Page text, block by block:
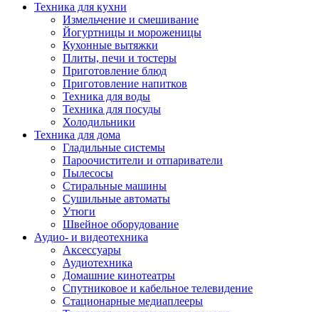
Техника для кухни
Измельчение и смешивание
Йогуртницы и мороженицы
Кухонные вытяжки
Плиты, печи и тостеры
Приготовление блюд
Приготовление напитков
Техника для воды
Техника для посуды
Холодильники
Техника для дома
Гладильные системы
Пароочистители и отпариватели
Пылесосы
Стиральные машины
Сушильные автоматы
Утюги
Швейное оборудование
Аудио- и видеотехника
Аксессуары
Аудиотехника
Домашние кинотеатры
Спутниковое и кабельное телевидение
Стационарные медиаплееры